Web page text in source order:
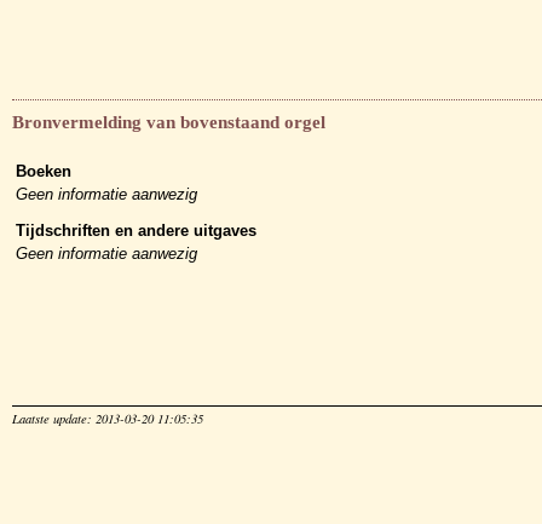
Bronvermelding van bovenstaand orgel
Boeken
Geen informatie aanwezig
Tijdschriften en andere uitgaves
Geen informatie aanwezig
Laatste update: 2013-03-20 11:05:35